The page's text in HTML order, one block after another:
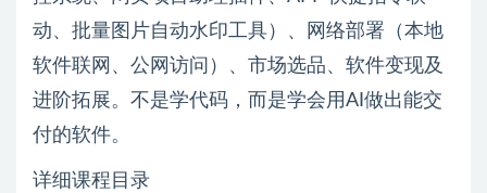
动、批量图片自动水印工具）、网络部署（本地
软件联网、公网访问）、市场选品、软件变现及
进阶拓展。不是学代码，而是学会用AI做出能交
付的软件。
详细课程目录